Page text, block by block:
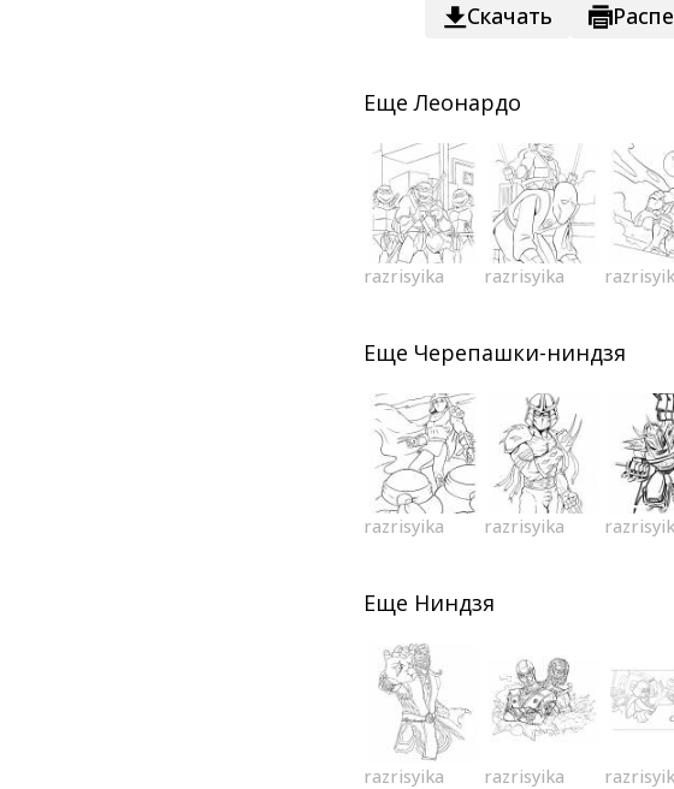
Скачать
ЕщеЛеонардо
razrisyika razrisyika
Еще Черепашки-ниндзя
razrisyika razrisyika
Еще Ниндзя
razrisyika razrisyika